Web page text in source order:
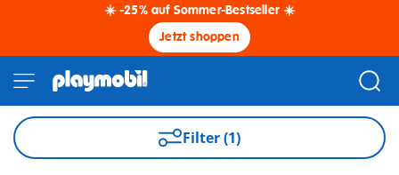
☀️ -25% auf Sommer-Bestseller ☀️
Jetzt shoppen
Filter (1)